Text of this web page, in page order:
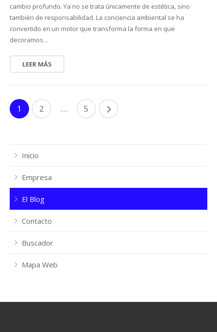
cambio profundo. Ya no se trata únicamente de estética, sino
también de responsabilidad. La conciencia ambiental se ha
convertido en un motor que transforma la forma en que
decoramos…
LEER MÁS
1 2 … 5
Inicio
Empresa
El Blog
Contacto
Buscador
Mapa Web